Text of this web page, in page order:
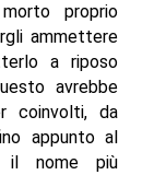
proprio
ammettere
a riposo
avrebbe
coinvolti, da
appunto al
il nome più